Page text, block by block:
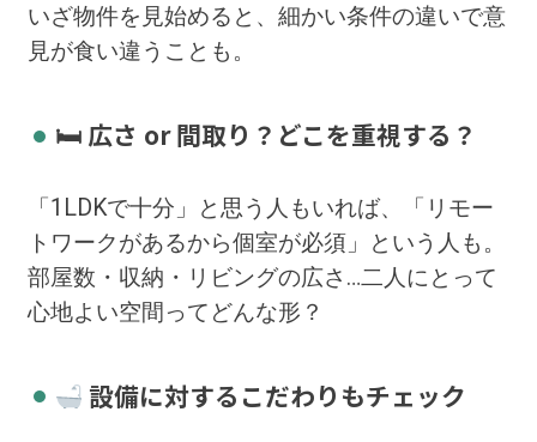
いざ物件を見始めると、細かい条件の違いで意
見が食い違うことも。
🛏 広さ or 間取り？どこを重視する？
「1LDKで十分」と思う人もいれば、「リモー
トワークがあるから個室が必須」という人も。
部屋数・収納・リビングの広さ…二人にとって
心地よい空間ってどんな形？
設備に対するこだわりもチェック